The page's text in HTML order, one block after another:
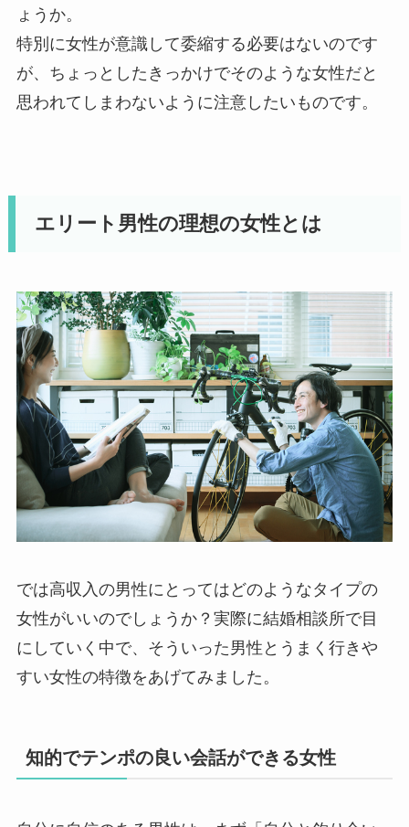
ょうか。
特別に女性が意識して委縮する必要はないのです
が、ちょっとしたきっかけでそのような女性だと
思われてしまわないように注意したいものです。
エリート男性の理想の女性とは
では高収入の男性にとってはどのようなタイプの
女性がいいのでしょうか？実際に結婚相談所で目
にしていく中で、そういった男性とうまく行きや
すい女性の特徴をあげてみました。
知的でテンポの良い会話ができる女性